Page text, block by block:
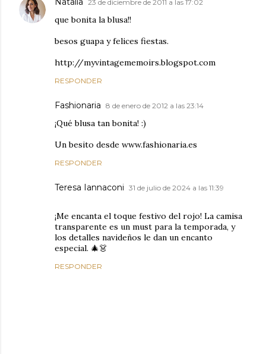
23 de diciembre de 2011 a las 17:02
que bonita la blusa!!
besos guapa y felices fiestas.
http://myvintagememoirs.blogspot.com
RESPONDER
Fashionaria 8 de enero de 2012 a las 23:14
¡Qué blusa tan bonita! :)
Un besito desde www.fashionaria.es
RESPONDER
Teresa Iannaconi 31 de julio de 2024 a las 11:39
¡Me encanta el toque festivo del rojo! La camisa
transparente es un must para la temporada, y
los detalles navideños le dan un encanto
especial. 🎄👗
RESPONDER